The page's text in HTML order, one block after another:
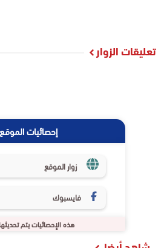
تعليقات الزوار
إحصائيات الموقع
زوار الموقع
فايسبوك
هذه الإحصائيات يتم